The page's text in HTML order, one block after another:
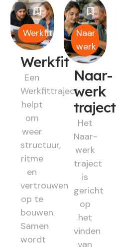
Werkfit
Werkfit
Een
Werkfittraject
helpt
om
weer
structuur,
ritme
en
vertrouwen
op te
bouwen.
Samen
wordt
Naar
werk
Naar-
werk
traject
Het
Naar-
werk
traject
is
gericht
op
het
vinden
van